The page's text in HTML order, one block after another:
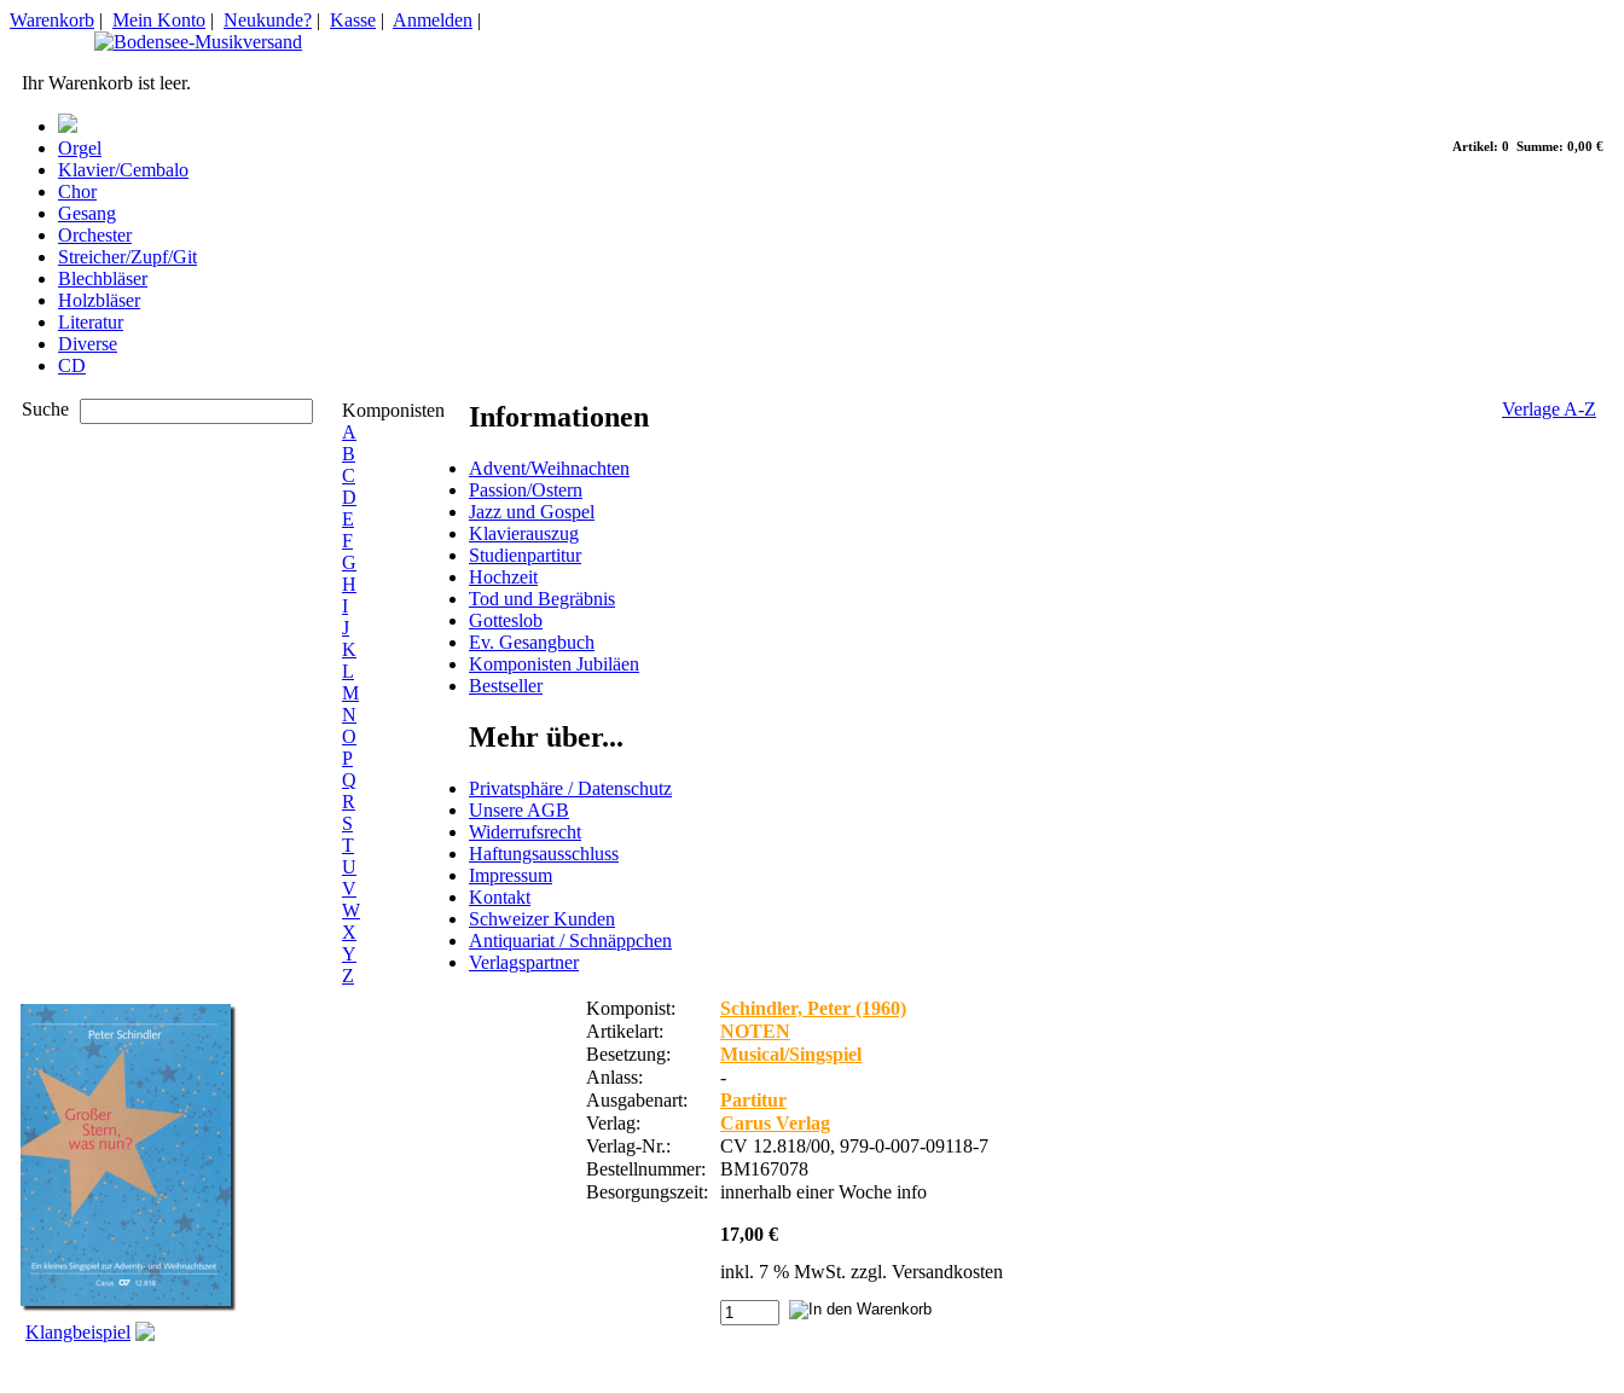
Artikel: 0 Summe: 0,00 €
Warenkorb | Mein Konto | Neukunde? | Kasse | Anmelden |
Ihr Warenkorb ist leer.
Orgel
Klavier/Cembalo
Chor
Gesang
Orchester
Streicher/Zupf/Git
Blechbläser
Holzbläser
Literatur
Diverse
CD
Suche
Komponisten
A
B
C
D
E
F
G
H
I
J
K
L
M
N
O
P
Q
R
S
T
U
V
W
X
Y
Z
Verlage A-Z
Informationen
Advent/Weihnachten
Passion/Ostern
Jazz und Gospel
Klavierauszug
Studienpartitur
Hochzeit
Tod und Begräbnis
Gotteslob
Ev. Gesangbuch
Komponisten Jubiläen
Bestseller
Mehr über...
Privatsphäre / Datenschutz
Unsere AGB
Widerrufsrecht
Haftungsausschluss
Impressum
Kontakt
Schweizer Kunden
Antiquariat / Schnäppchen
Verlagspartner
Klangbeispiel
Komponist:
Schindler, Peter (1960)
Artikelart:
NOTEN
Besetzung:
Musical/Singspiel
Anlass:
-
Ausgabenart:
Partitur
Verlag:
Carus Verlag
Verlag-Nr.:
CV 12.818/00, 979-0-007-09118-7
Bestellnummer:
BM167078
Besorgungszeit:
innerhalb einer Woche info
17,00 €
inkl. 7 % MwSt. zzgl. Versandkosten